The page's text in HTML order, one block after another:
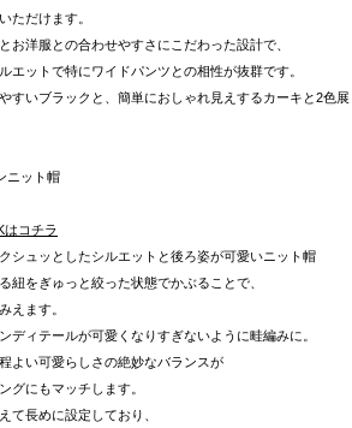
ただけます。
お洋服との合わせやすさにこだわった設計で、
エットで特にワイドパンツとの相性が抜群です。
すいブラックと、簡単におしゃれ見えするカーキと2色展
ニット帽
はコチラ
シュッとしたシルエットと後ろ姿が可愛いニット帽
紐をぎゅっと絞った状態でかぶることで、
えます。
ディテールが可愛くなりすぎないように畦編みに。
よい可愛らしさの絶妙なバランスが
グにもマッチします。
て長めに設定しており、